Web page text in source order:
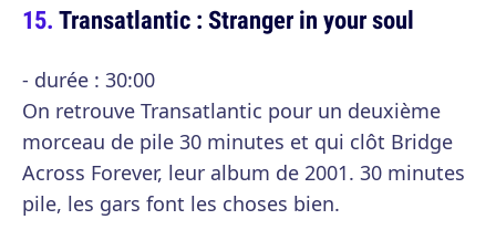
Transatlantic : Stranger in your soul
- durée : 30:00
On retrouve Transatlantic pour un deuxième
morceau de pile 30 minutes et qui clôt Bridge
Across Forever, leur album de 2001. 30 minutes
pile, les gars font les choses bien.